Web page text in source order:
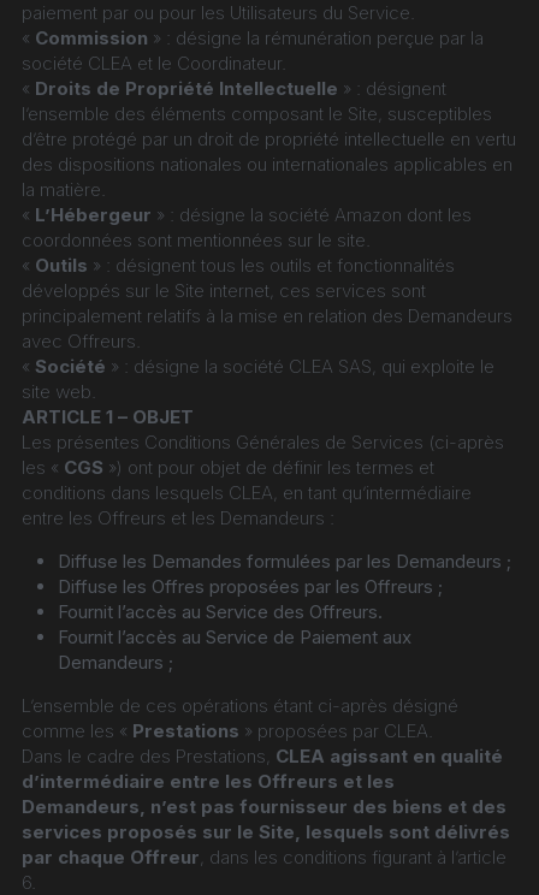
paiement par ou pour les Utilisateurs du Service.
« Commission » : désigne la rémunération perçue par la
société CLEA et le Coordinateur.
« Droits de Propriété Intellectuelle » : désignent
l’ensemble des éléments composant le Site, susceptibles
d’être protégé par un droit de propriété intellectuelle en vertu
des dispositions nationales ou internationales applicables en
la matière.
« L’Hébergeur » : désigne la société Amazon dont les
coordonnées sont mentionnées sur le site.
« Outils » : désignent tous les outils et fonctionnalités
développés sur le Site internet, ces services sont
principalement relatifs à la mise en relation des Demandeurs
avec Offreurs.
« Société » : désigne la société CLEA SAS, qui exploite le
site web.
ARTICLE 1 – OBJET
Les présentes Conditions Générales de Services (ci-après
les « CGS ») ont pour objet de définir les termes et
conditions dans lesquels CLEA, en tant qu’intermédiaire
entre les Offreurs et les Demandeurs :
Diffuse les Demandes formulées par les Demandeurs ;
Diffuse les Offres proposées par les Offreurs ;
Fournit l’accès au Service des Offreurs.
Fournit l’accès au Service de Paiement aux
Demandeurs ;
L’ensemble de ces opérations étant ci-après désigné
comme les « Prestations » proposées par CLEA.
Dans le cadre des Prestations, CLEA agissant en qualité
d’intermédiaire entre les Offreurs et les
Demandeurs, n’est pas fournisseur des biens et des
services proposés sur le Site, lesquels sont délivrés
par chaque Offreur , dans les conditions figurant à l’article
6.